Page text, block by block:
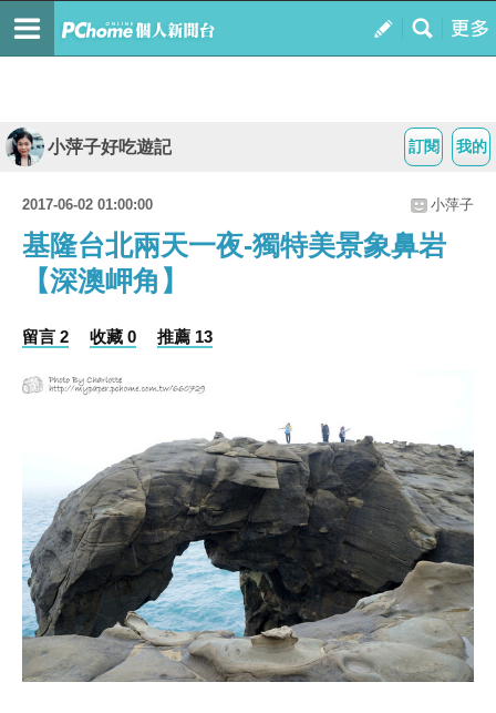
我的
訂閱
小萍子好吃遊記
2017-06-02 01:00:00 小萍子
基隆台北兩天一夜-獨特美景象鼻岩
【深澳岬角】
留言 2 收藏 0 推薦 13